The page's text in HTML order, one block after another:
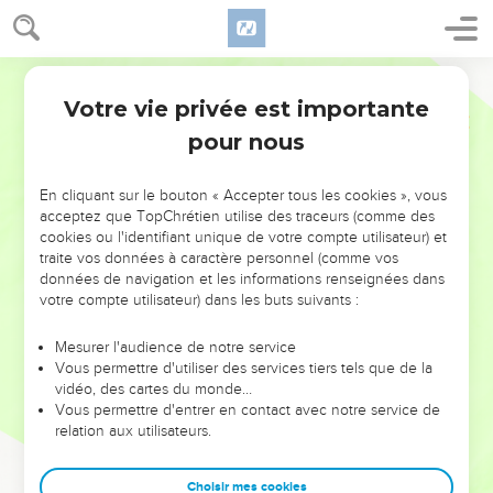
NE MANQUEZ PAS L’ÉVÉNEMENT
DE L’ANNÉE !
ET SI LEURS ERREURS POUVAIENT VOUS ÉVITER LES
VOTRES ?
leur foi ou leur vision. Mais on voit moins les doutes, les erreurs
et les saisons difficiles qu'ils ont traversés, alors même que ce
sont elles qui les ont façonnés.
Dans cette conférence, leaders, entrepreneurs, et responsables
clés pour avancer avec plus de sagesse afin que leurs erreurs
Votre vie privée est importante
pour nous
En cliquant sur le bouton « Accepter tous les cookies », vous
acceptez que TopChrétien utilise des traceurs (comme des
cookies ou l'identifiant unique de votre compte utilisateur) et
traite vos données à caractère personnel (comme vos
données de navigation et les informations renseignées dans
votre compte utilisateur) dans les buts suivants :
Mesurer l'audience de notre service
Vous permettre d'utiliser des services tiers tels que de la
vidéo, des cartes du monde…
Vous permettre d'entrer en contact avec notre service de
relation aux utilisateurs.
Choisir mes cookies